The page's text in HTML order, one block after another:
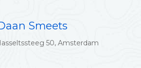
Smeets
50, Amsterdam